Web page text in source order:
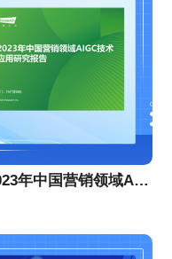
重磅｜东信&艾瑞联合发布《2023年中国营销领域AIGC技术应用研究报告》